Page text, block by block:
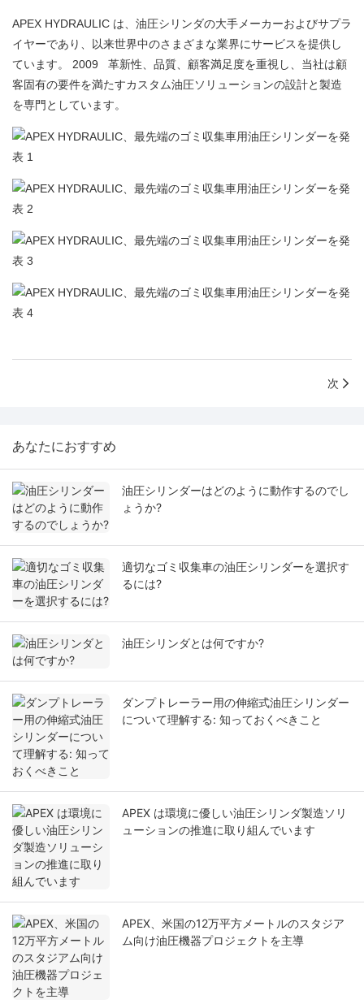
APEX HYDRAULIC は、油圧シリンダの大手メーカーおよびサプラ
イヤーであり、以来世界中のさまざまな業界にサービスを提供し
ています。 2009 革新性、品質、顧客満足度を重視し、当社は顧
客固有の要件を満たすカスタム油圧ソリューションの設計と製造
を専門としています。
次
あなたにおすすめ
油圧シリンダーはどのように動作するのでし
ょうか?
適切なゴミ収集車の油圧シリンダーを選択す
るには?
油圧シリンダとは何ですか?
ダンプトレーラー用の伸縮式油圧シリンダー
について理解する: 知っておくべきこと
APEX は環境に優しい油圧シリンダ製造ソリ
ューションの推進に取り組んでいます
APEX、米国の12万平方メートルのスタジア
ム向け油圧機器プロジェクトを主導